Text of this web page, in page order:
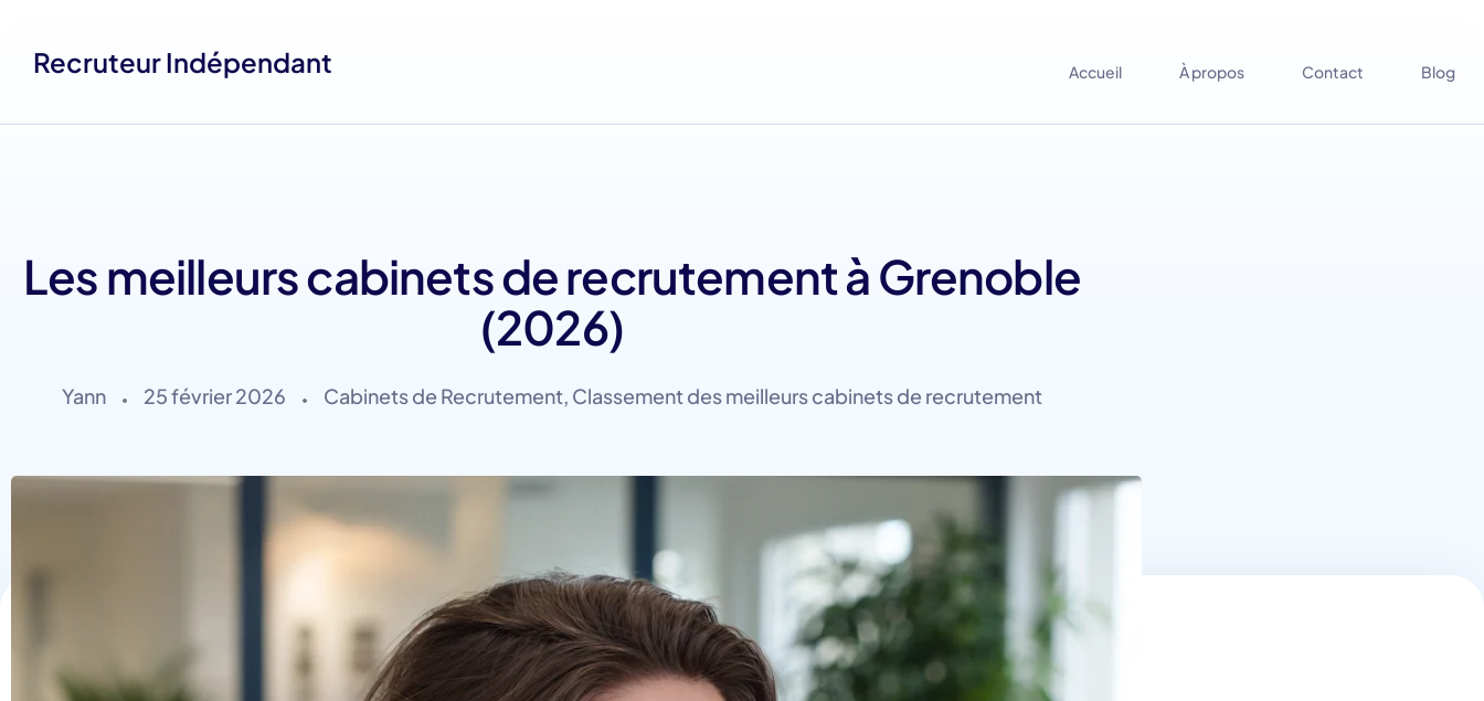
Recruteur Indépendant Accueil À propos Contact Blog
Les meilleurs cabinets de recrutement à Grenoble
(2026)
Yann 25 février 2026 Cabinets de Recrutement, Classement des meilleurs cabinets de recrutement